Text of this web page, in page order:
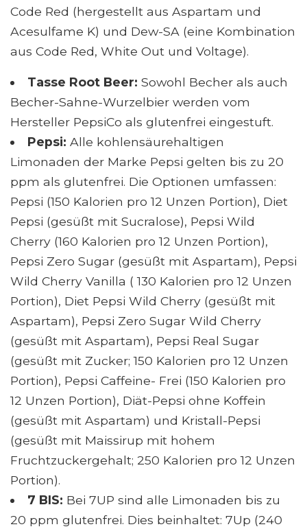
Code Red (hergestellt aus Aspartam und
Acesulfame K) und Dew-SA (eine Kombination
aus Code Red, White Out und Voltage).
Tasse Root Beer: Sowohl Becher als auch
Becher-Sahne-Wurzelbier werden vom
Hersteller PepsiCo als glutenfrei eingestuft.
Pepsi: Alle kohlensäurehaltigen
Limonaden der Marke Pepsi gelten bis zu 20
ppm als glutenfrei. Die Optionen umfassen:
Pepsi (150 Kalorien pro 12 Unzen Portion), Diet
Pepsi (gesüßt mit Sucralose), Pepsi Wild
Cherry (160 Kalorien pro 12 Unzen Portion),
Pepsi Zero Sugar (gesüßt mit Aspartam), Pepsi
Wild Cherry Vanilla ( 130 Kalorien pro 12 Unzen
Portion), Diet Pepsi Wild Cherry (gesüßt mit
Aspartam), Pepsi Zero Sugar Wild Cherry
(gesüßt mit Aspartam), Pepsi Real Sugar
(gesüßt mit Zucker; 150 Kalorien pro 12 Unzen
Portion), Pepsi Caffeine- Frei (150 Kalorien pro
12 Unzen Portion), Diät-Pepsi ohne Koffein
(gesüßt mit Aspartam) und Kristall-Pepsi
(gesüßt mit Maissirup mit hohem
Fruchtzuckergehalt; 250 Kalorien pro 12 Unzen
Portion).
7 BIS: Bei 7UP sind alle Limonaden bis zu
20 ppm glutenfrei. Dies beinhaltet: 7Up (240